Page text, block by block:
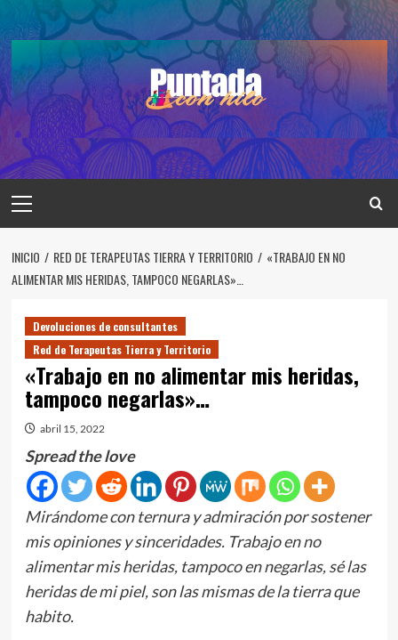
al
contenido
principal
INICIO RED DE TERAPEUTAS TIERRA Y TERRITORIO
«TRABAJO EN NO
ALIMENTAR MIS HERIDAS, TAMPOCO NEGARLAS»…
Devoluciones de consultantes
Red de Terapeutas Tierra y Territorio
«Trabajo en no alimentar mis heridas,
tampoco negarlas»…
abril 15, 2022
Spread the love
Mirándome con ternura y admiración por sostener
mis opiniones y sinceridades. Trabajo en no
alimentar mis heridas, tampoco en negarlas, sé las
heridas de mi piel, son las mismas de la tierra que
habito.